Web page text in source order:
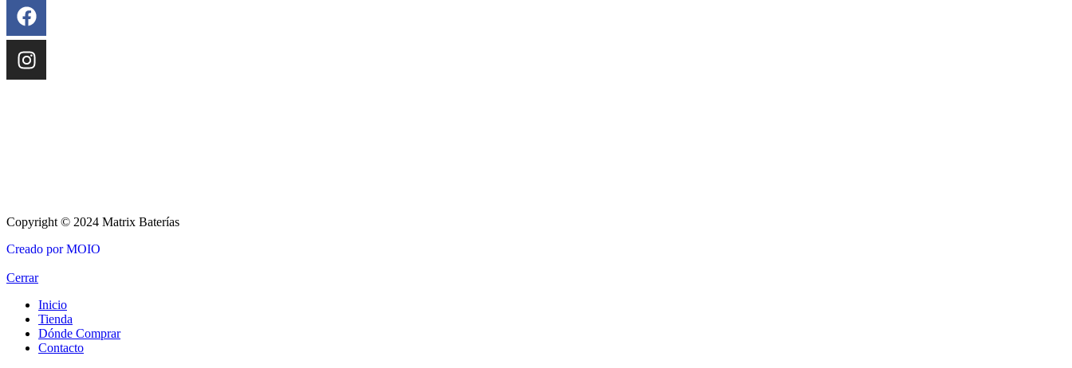
Copyright © 2024 Matrix Baterías
Creado por MOIO
Cerrar
Inicio
Tienda
Dónde Comprar
Contacto